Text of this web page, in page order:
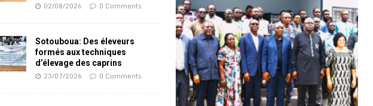
02/08/2026 0 Comments
Sotouboua: Des éleveurs
formés aux techniques
d’élevage des caprins
23/07/2026 0 Comments